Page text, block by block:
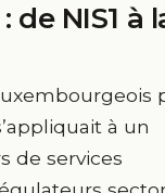
NIS1 à
à un
de services